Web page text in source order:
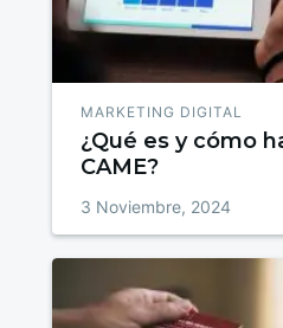
MARKETING DIGITAL
¿Qué es y cómo
CAME?
3 Noviembre, 2024